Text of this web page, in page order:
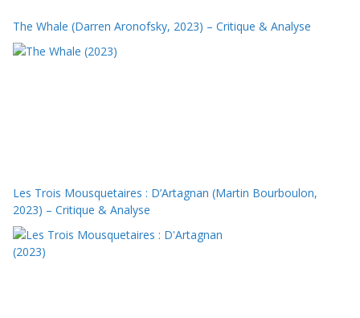
The Whale (Darren Aronofsky, 2023) – Critique & Analyse
Les Trois Mousquetaires : D’Artagnan (Martin Bourboulon,
2023) – Critique & Analyse